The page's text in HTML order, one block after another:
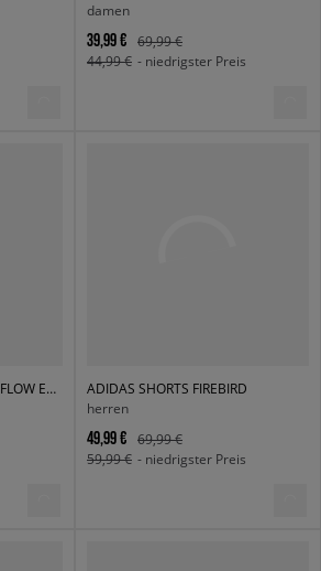
damen
39,99 €
69,99 €
44,99 € - niedrigster Preis
NIKE SHORTS M NK CLUB FLOW EMBSS FUTBOL
ADIDAS SHORTS FIREBIRD
herren
49,99 €
69,99 €
59,99 € - niedrigster Preis